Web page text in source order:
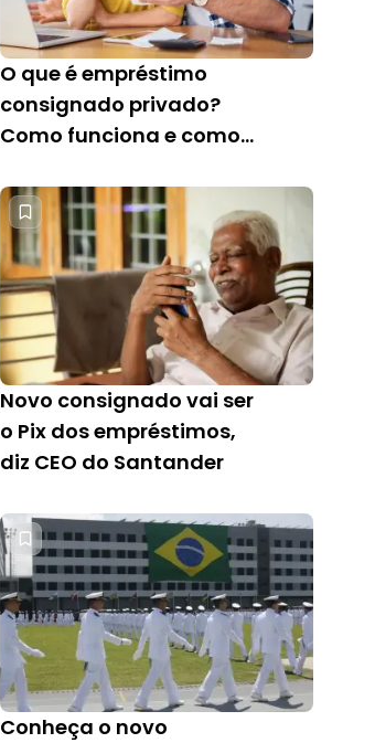
O que é empréstimo
consignado privado?
Como funciona e como
Novo consignado vai ser
o Pix dos empréstimos,
diz CEO do Santander
Conheça o novo